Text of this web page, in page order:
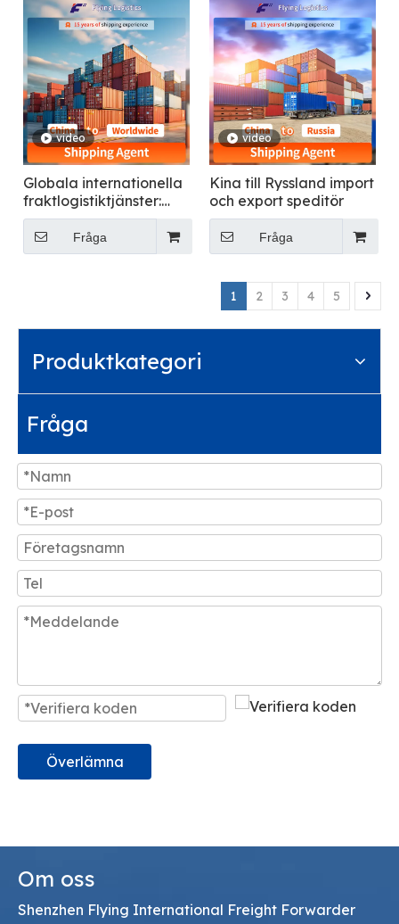
video
Globala internationella
fraktlogistiktjänster:
Kina till överallt
Fråga
video
Kina till Ryssland import
och export speditör
Fråga
1 2 3 4 5
Produktkategori
Fråga
Överlämna
Om oss
Shenzhen Flying International Freight Forwarder